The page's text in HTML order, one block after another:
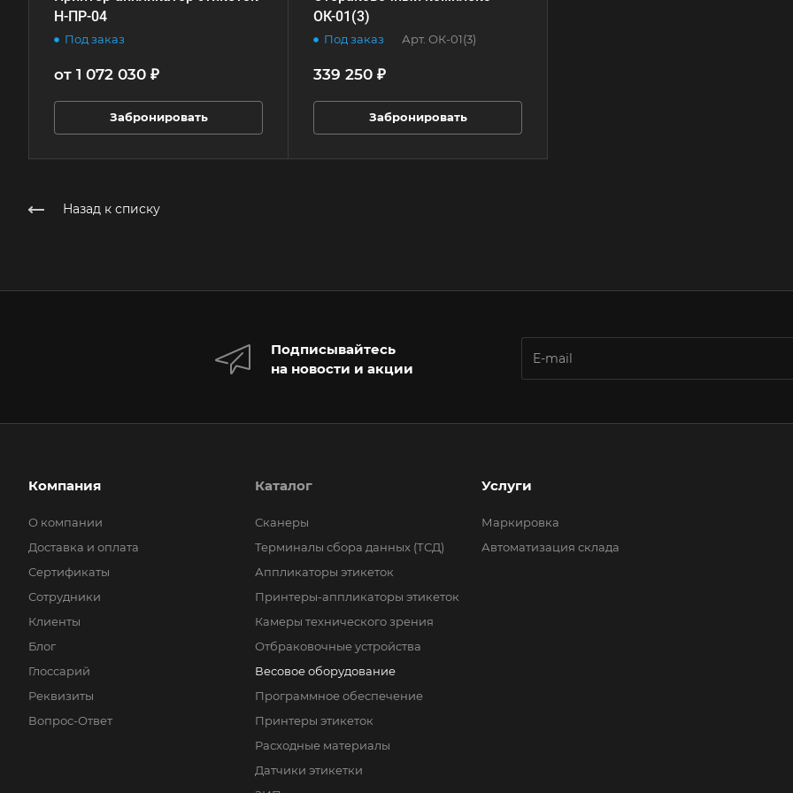
Н-ПР-04
Под заказ
от 1 072 030 ₽
Забронировать
Гарантия
12 месяцев
ОК-01(3)
Под заказ Арт. ОК-01(3)
339 250 ₽
Забронировать
Назад к списку
Подписывайтесь
на новости и акции
Компания
О компании
Доставка и оплата
Сертификаты
Сотрудники
Клиенты
Блог
Глоссарий
Реквизиты
Вопрос-Ответ
Каталог
Сканеры
Терминалы сбора данных (ТСД)
Аппликаторы этикеток
Принтеры-аппликаторы этикеток
Камеры технического зрения
Отбраковочные устройства
Весовое оборудование
Программное обеспечение
Принтеры этикеток
Расходные материалы
Датчики этикетки
Услуги
Маркировка
Автоматизация склада